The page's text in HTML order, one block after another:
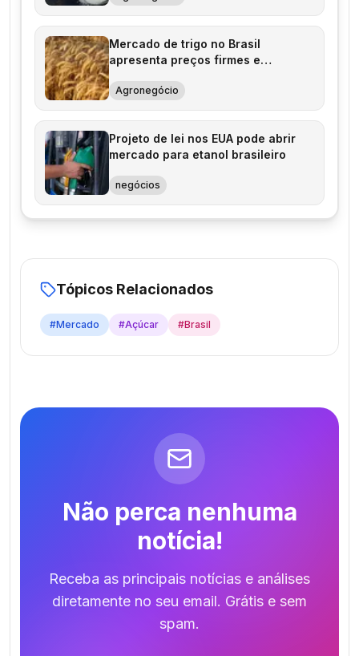
Mercado de trigo no Brasil
apresenta preços firmes e
Agronegócio
Projeto de lei nos EUA pode abrir
mercado para etanol brasileiro
negócios
Tópicos Relacionados
#Mercado #Açúcar #Brasil
Não perca nenhuma
notícia!
Receba as principais notícias e análises
diretamente no seu email. Grátis e sem
spam.